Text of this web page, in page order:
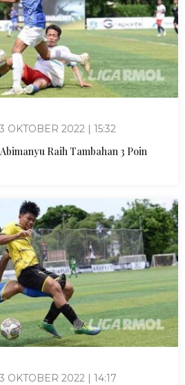
OKTOBER 2022 | 15:32
Raih Tambahan 3 Poin
OKTOBER 2022 | 14:17